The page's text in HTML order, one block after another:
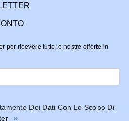
per ricevere tutte le nostre offerte in
Dei Dati Con Lo Scopo Di
»